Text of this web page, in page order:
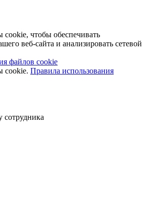
чтобы обеспечивать
веб-сайта и анализировать сетевой
файлов cookie
cookie. Правила использования